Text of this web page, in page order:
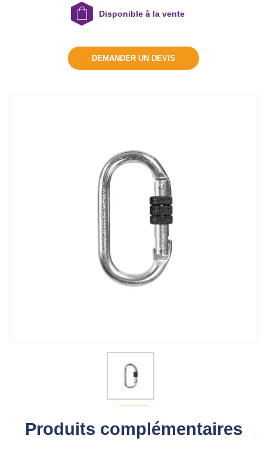
Disponible à la vente
DEMANDER UN DEVIS
Produits complémentaires